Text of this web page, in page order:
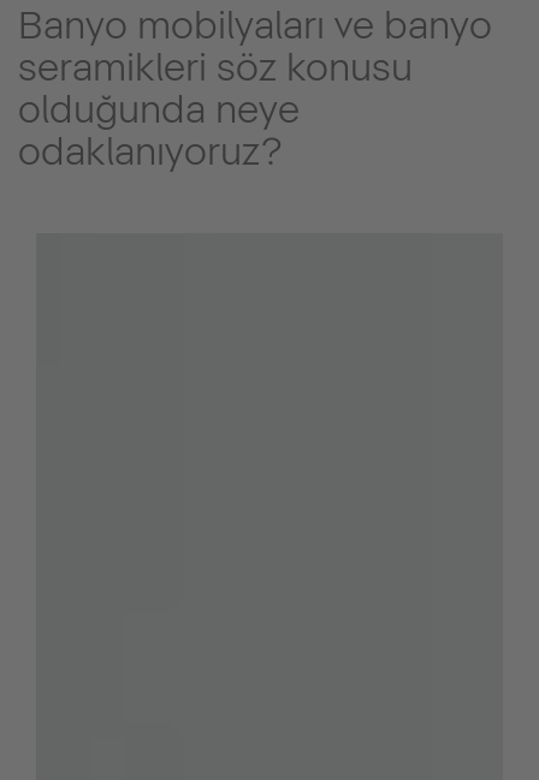
Banyo mobilyaları ve banyo
seramikleri söz konusu
olduğunda neye
odaklanıyoruz?